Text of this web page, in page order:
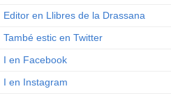
Editor en Llibres de la Drassana
També estic en Twitter
I en Facebook
I en Instagram